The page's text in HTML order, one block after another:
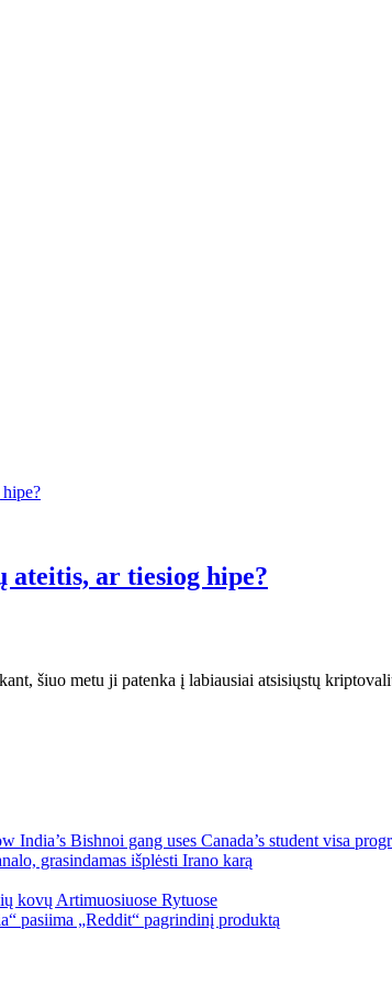
ar tiesiog hipe?
šiuo metu ji patenka į labiausiai atsisiųstų
Bishnoi gang uses Canada’s student visa
grasindamas išplėsti Irano karą
kovų Artimuosiuose Rytuose
pasiima „Reddit“ pagrindinį produktą